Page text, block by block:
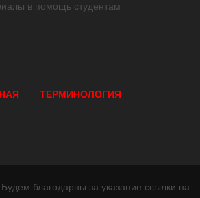
в помощь студентам
ТЕРМИНОЛОГИЯ
. Будем благодарны за указание ссылки на